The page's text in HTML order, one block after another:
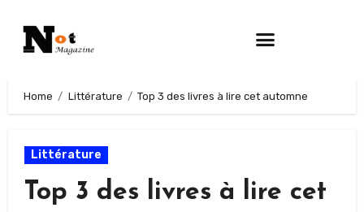
Home Littérature Top 3 des livres à lire cet automne
Littérature
Top 3 des livres à lire cet